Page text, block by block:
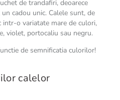
de trandafiri, deoarece
cadou unic. Calele sunt, de
intr-o variatate mare de culori,
violet, portocaliu sau negru.
de semnificatia culorilor!
calelor